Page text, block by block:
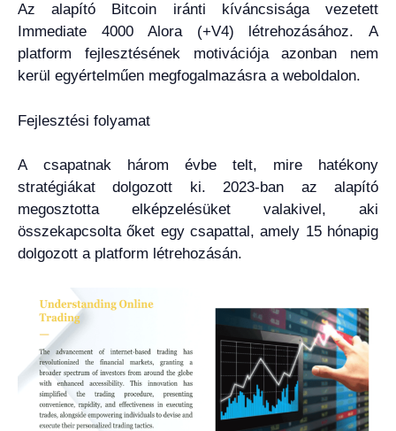
Az alapító Bitcoin iránti kíváncsisága vezetett
Immediate 4000 Alora (+V4) létrehozásához. A
platform fejlesztésének motivációja azonban nem
kerül egyértelműen megfogalmazásra a weboldalon.
Fejlesztési folyamat
A csapatnak három évbe telt, mire hatékony
stratégiákat dolgozott ki. 2023-ban az alapító
megosztotta elképzelésüket valakivel, aki
összekapcsolta őket egy csapattal, amely 15 hónapig
dolgozott a platform létrehozásán.